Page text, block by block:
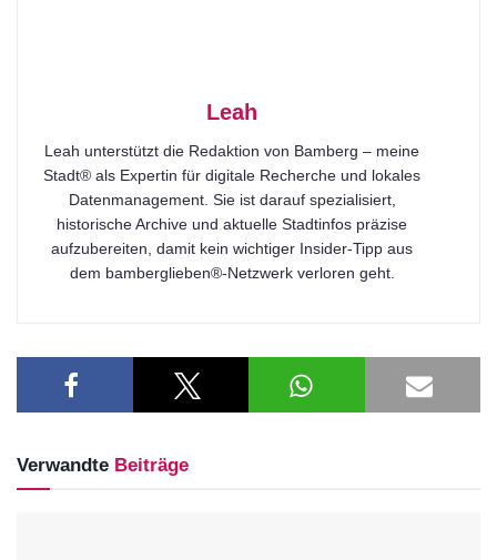
Leah
Leah unterstützt die Redaktion von Bamberg – meine
Stadt® als Expertin für digitale Recherche und lokales
Datenmanagement. Sie ist darauf spezialisiert,
historische Archive und aktuelle Stadtinfos präzise
aufzubereiten, damit kein wichtiger Insider-Tipp aus
dem bamberglieben®-Netzwerk verloren geht.
Verwandte Beiträge